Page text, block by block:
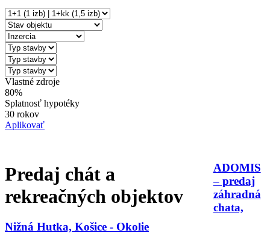
Vlastné zdroje
80%
Splatnosť hypotéky
30 rokov
Aplikovať
Predaj chát a
rekreačných objektov
ADOMIS
– predaj
záhradná
chata,
Nižná Hutka, Košice - Okolie